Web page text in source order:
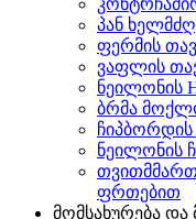
პან
ფერმის
ვაფლის
ნეილონის
ბრმა
ჩიპბორდის
ნეილონის
ფრთებით
მომსახურება და